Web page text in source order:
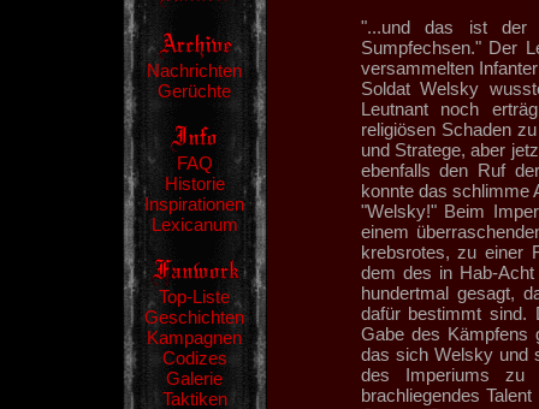
Nachrichten
Gerüchte
FAQ
Historie
Inspirationen
Lexicanum
Top-Liste
Geschichten
Kampagnen
Codizes
Galerie
Taktiken
"...und das ist der
Sumpfechsen." Der
versammelten
Soldat Welsky
Leutnant noch
religiösen Schaden
und Stratege, aber
ebenfalls den Ruf
konnte das schlimme
"Welsky!" Beim
einem
krebsrotes, zu einer
dem des in Hab-
hundertmal gesagt,
dafür bestimmt sind.
Gabe des Kämpfens
das sich Welsky und
des Imperiums zu
brachliegendes